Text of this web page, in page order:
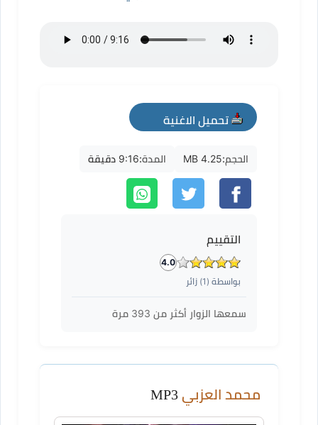
تحميل الاغنية
mp3
الحجم:4.25 MB المدة:9:16 دقيقة
التقييم
4.0
بواسطة ( 1) زائر
سمعها الزوار أكثر من 393 مرة
محمد العزبي